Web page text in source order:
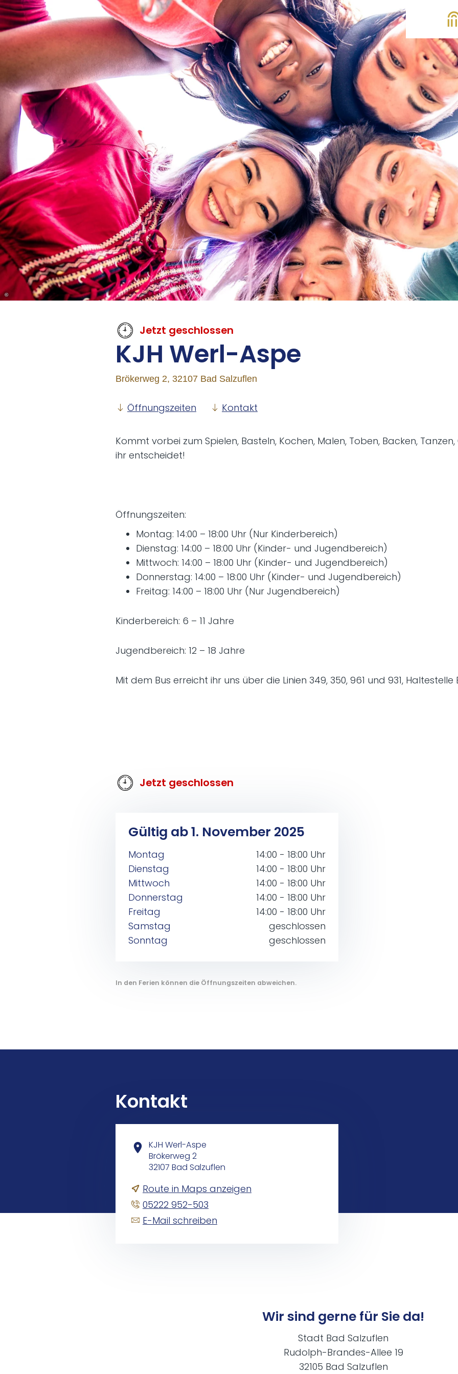
©
Jetzt geschlossen
KJH Werl-As­pe
Brökerweg 2, 32107 Bad Salzuflen
Öffnungszeiten Kontakt
Kommt vorbei zum Spielen, Basteln, Kochen, Malen, Toben, Backen,
ihr entscheidet!
Öffnungszeiten:
Montag: 14:00 – 18:00 Uhr (Nur Kinderbereich)
Dienstag: 14:00 – 18:00 Uhr (Kinder- und Jugendbereich)
Mittwoch: 14:00 – 18:00 Uhr (Kinder- und Jugendbereich)
Donnerstag: 14:00 – 18:00 Uhr (Kinder- und Jugendbereich)
Freitag: 14:00 – 18:00 Uhr (Nur Jugendbereich)
Kinderbereich: 6 – 11 Jahre
Jugendbereich: 12 – 18 Jahre
Mit dem Bus erreicht ihr uns über die Linien 349, 350, 961 und 931, Haltestelle
Jetzt geschlossen
Gül­tig ab 1. No­vem­ber 2025
Montag
14:00 - 18:00 Uhr
Dienstag
14:00 - 18:00 Uhr
Mittwoch
14:00 - 18:00 Uhr
Donnerstag
14:00 - 18:00 Uhr
Freitag
14:00 - 18:00 Uhr
Samstag
geschlossen
Sonntag
geschlossen
In den Ferien können die Öffnungszeiten abweichen.
Kontakt
KJH Werl-Aspe
Brökerweg 2
32107 Bad Salzuflen
Route in Maps anzeigen
05222 952-503
E-Mail schreiben
Wir sind gerne für Sie da!
Stadt Bad Salzuflen
Rudolph-Brandes-Allee 19
32105 Bad Salzuflen